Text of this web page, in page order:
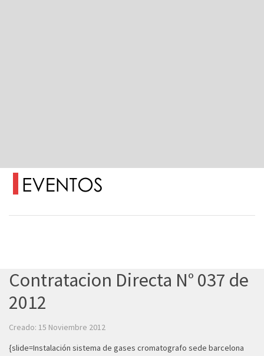
Contratacion Directa N° 037 de
2012
Creado: 15 Noviembre 2012
{slide=Instalación sistema de gases cromatografo sede barcelona